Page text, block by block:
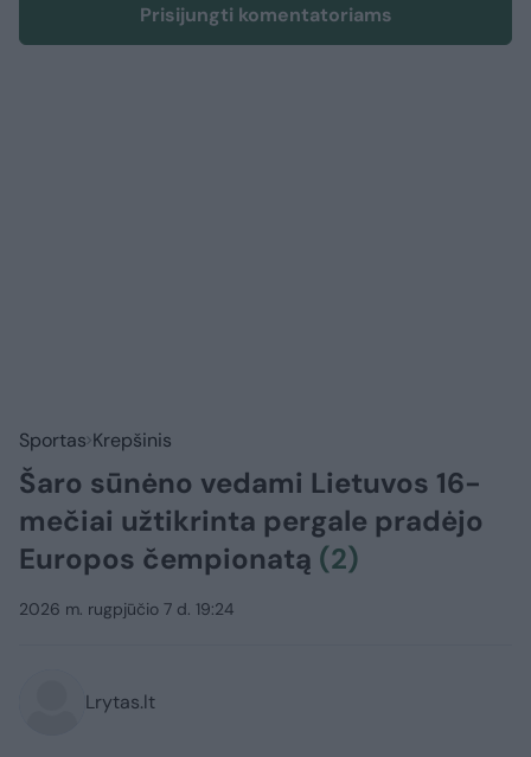
Prisijungti komentatoriams
Sportas Krepšinis
Šaro sūnėno vedami Lietuvos 16-
mečiai užtikrinta pergale pradėjo
Europos čempionatą (2)
2026 m. rugpjūčio 7 d. 19:24
Lrytas.lt